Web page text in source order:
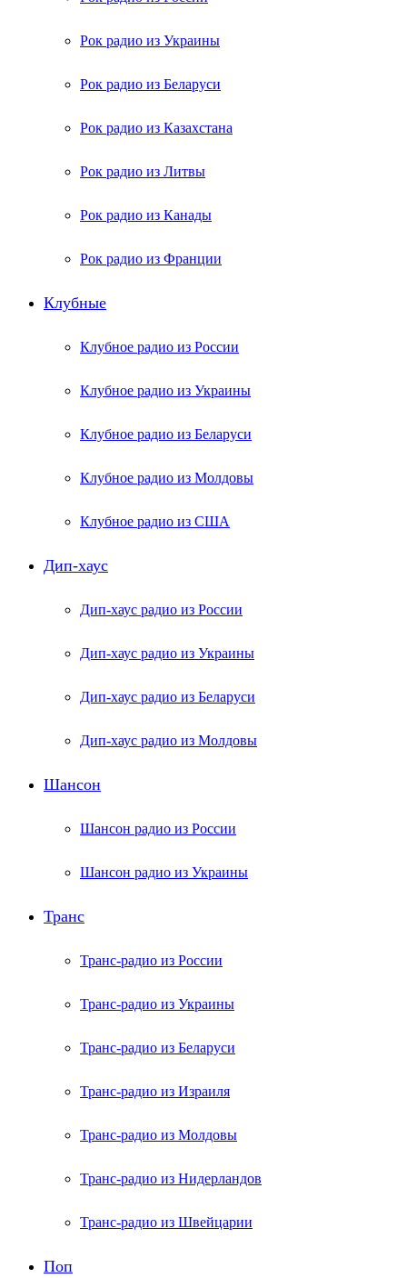
Рок радио из Украины
Рок радио из Беларуси
Рок радио из Казахстана
Рок радио из Литвы
Рок радио из Канады
Рок радио из Франции
Клубные
Клубное радио из России
Клубное радио из Украины
Клубное радио из Беларуси
Клубное радио из Молдовы
Клубное радио из США
Дип-хаус
Дип-хаус радио из России
Дип-хаус радио из Украины
Дип-хаус радио из Беларуси
Дип-хаус радио из Молдовы
Шансон
Шансон радио из России
Шансон радио из Украины
Транс
Транс-радио из России
Транс-радио из Украины
Транс-радио из Беларуси
Транс-радио из Израиля
Транс-радио из Молдовы
Транс-радио из Нидерландов
Транс-радио из Швейцарии
Поп